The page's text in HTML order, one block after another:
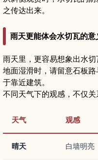
之传达出来。
雨天更能体会水切瓦的意
雨天里，更容易想象出水切
地面湿滑时，请留意石板
于靠近建筑。
不同天气下的观感，不仅关
天气 观感
晴天 白墙明亮